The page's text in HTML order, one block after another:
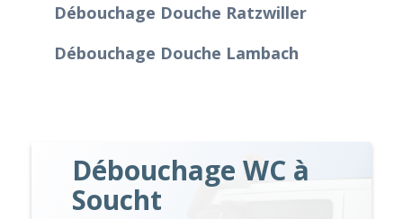
Débouchage Douche Ratzwiller
Débouchage Douche Lambach
Débouchage WC à
Soucht